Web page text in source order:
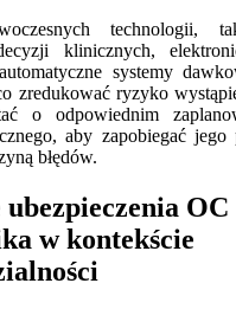
technologii,
klinicznych,
systemy
zredukować ryzyko
o odpowiednim
aby zapobiegać jego
błędów.
ubezpieczenia OC
w kontekście